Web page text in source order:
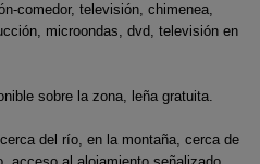
comedor, televisión, chimenea,
microondas, dvd, televisión en
sobre la zona, leña gratuita.
del río, en la montaña, cerca de